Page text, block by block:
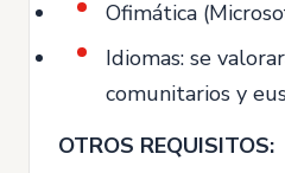
Ofimática
Idiomas: se
comunitarios y
OTROS REQUISITOS: